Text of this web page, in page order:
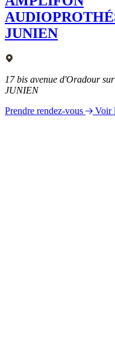
JUNIEN
17 bis avenue d'Oradour
JUNIEN
Prendre rendez-vous
Voir